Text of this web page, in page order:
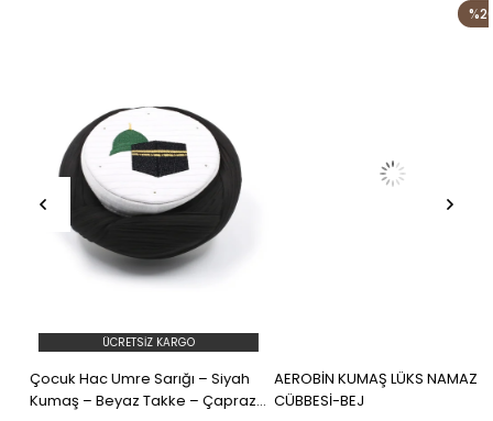
Çocuk Hac Umre Sarığı – Siyah
Kumaş – Beyaz Takke – Çapraz
ÜCRETSIZ KARGO
AEROBİN KUMAŞ LÜKS NAMAZ
CÜBBESİ-BEJ
%20